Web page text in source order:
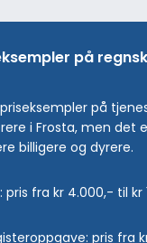
på
på
i Frosta, men det
billigere og dyrere.
pris fra kr 4.000,- til kr
pris fra